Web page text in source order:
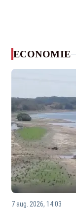
ECONOMIE
7 aug. 2026, 14:03